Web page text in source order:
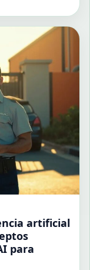
artificial
para